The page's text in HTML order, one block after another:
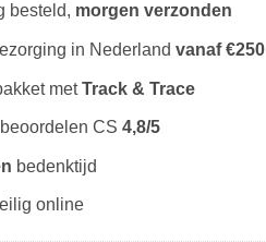
besteld, morgen verzonden
in Nederland vanaf €250
metTrack & Trace
CS 4,8/5
bedenktijd
online